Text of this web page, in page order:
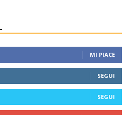
MI PIACE
SEGUI
SEGUI